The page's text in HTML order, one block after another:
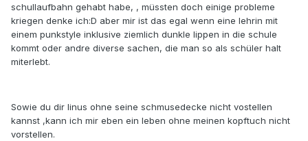
schullaufbahn gehabt habe, , müssten doch einige probleme
kriegen denke ich:D aber mir ist das egal wenn eine lehrin mit
einem punkstyle inklusive ziemlich dunkle lippen in die schule
kommt oder andre diverse sachen, die man so als schüler halt
miterlebt.
Sowie du dir linus ohne seine schmusedecke nicht vostellen
kannst ,kann ich mir eben ein leben ohne meinen kopftuch nicht
vorstellen.